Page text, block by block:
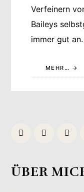
Verfeinern
Baileys
immer gut
MEHR…
ÜBER